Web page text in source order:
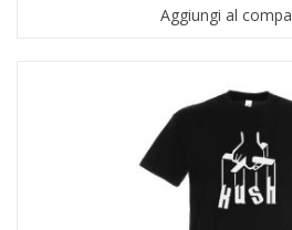
Aggiungi al